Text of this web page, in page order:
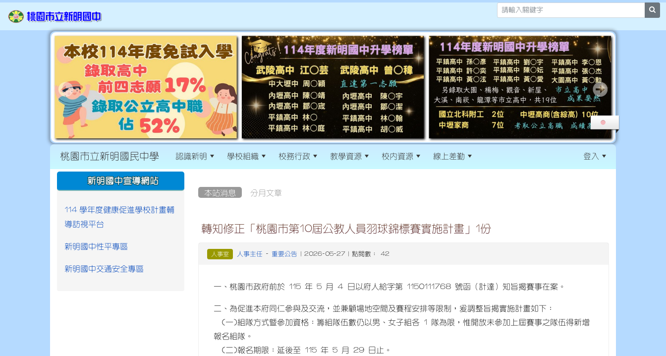
桃園市立新明國民中學 認識新明 學校組織 校務行政 教學資源 校內資源 線上差勤 登入
本站消息 分月文章
轉知修正「桃園市第10屆公教人員羽球錦標賽實施計畫」1份
人事室 人事主任 - 重要公告 | 2026-05-27 | 點閱數： 42
一、桃園市政府前於 115 年 5 月 4 日以府人給字第 1150111768 號函（計達）知旨揭賽事在案。
二、為促進本府同仁參與及交流，並兼顧場地空間及賽程安排等限制，爰調整旨揭實施計畫如下：
(一)組隊方式暨參加資格：籌組隊伍數仍以男、女子組各 1 隊為限，惟開放未參加上屆賽事之隊伍得新增
報名組隊。
(二)報名期限：延後至 115 年 5 月 29 日止。
:::
新明國中宣導網站
114 學年度健康促進學校計畫輔
導訪視平台
新明國中性平專區
新明國中交通安全專區